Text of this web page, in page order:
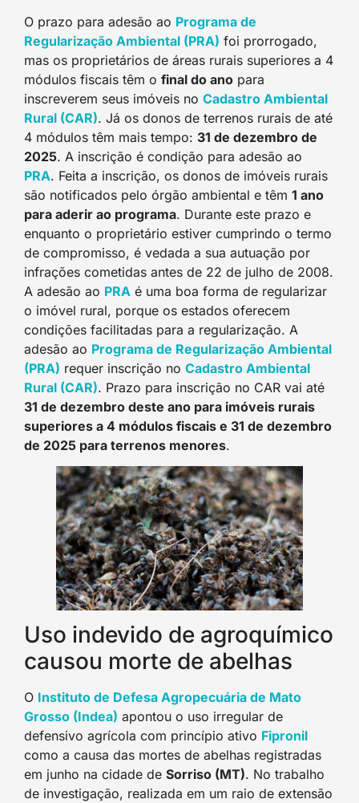
O prazo para adesão ao Programa de
Regularização Ambiental (PRA) foi prorrogado,
mas os proprietários de áreas rurais superiores a 4
módulos fiscais têm o final do ano para
inscreverem seus imóveis no Cadastro Ambiental
Rural (CAR). Já os donos de terrenos rurais de até
4 módulos têm mais tempo: 31 de dezembro de
2025. A inscrição é condição para adesão ao
PRA. Feita a inscrição, os donos de imóveis rurais
são notificados pelo órgão ambiental e têm 1 ano
para aderir ao programa. Durante este prazo e
enquanto o proprietário estiver cumprindo o termo
de compromisso, é vedada a sua autuação por
infrações cometidas antes de 22 de julho de 2008.
A adesão ao PRA é uma boa forma de regularizar
o imóvel rural, porque os estados oferecem
condições facilitadas para a regularização. A
adesão ao Programa de Regularização Ambiental
(PRA) requer inscrição no Cadastro Ambiental
Rural (CAR). Prazo para inscrição no CAR vai até
31 de dezembro deste ano para imóveis rurais
superiores a 4 módulos fiscais e 31 de dezembro
de 2025 para terrenos menores.
Uso indevido de agroquímico
causou morte de abelhas
O Instituto de Defesa Agropecuária de Mato
Grosso (Indea) apontou o uso irregular de
defensivo agrícola com princípio ativo Fipronil
como a causa das mortes de abelhas registradas
em junho na cidade de Sorriso (MT). No trabalho
de investigação, realizada em um raio de extensão